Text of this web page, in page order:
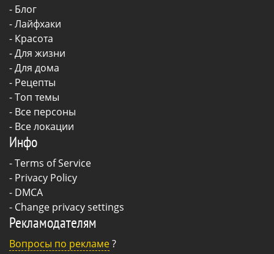
- Блог
-Лайфхаки
- Красота
-Для жизни
-Для дома
- Рецепты
- Топ темы
- Все персоны
- Все локации
Инфо
-Terms of Service
- Privacy Policy
- DMCA
- Change privacy settings
Рекламодателям
Вопросы по рекламе?